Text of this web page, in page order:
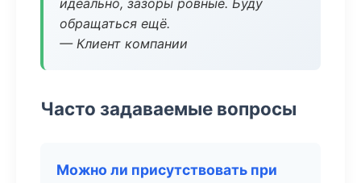
идеально, зазоры ровные. Буду
обращаться ещё.
— Клиент компании
Часто задаваемые вопросы
Можно ли присутствовать при